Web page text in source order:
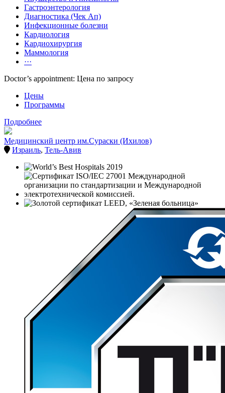
Гастроэнтерология
Диагностика (Чек Ап)
Инфекционные болезни
Кардиология
Кардиохирургия
Маммология
···
Doctor’s appointment: Цена по запросу
Цены
Программы
Подробнее
Медицинский центр им.Сураски (Ихилов)
Израиль, Тель-Авив